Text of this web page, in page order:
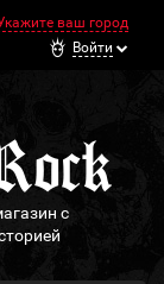
ваш город
Войти
с